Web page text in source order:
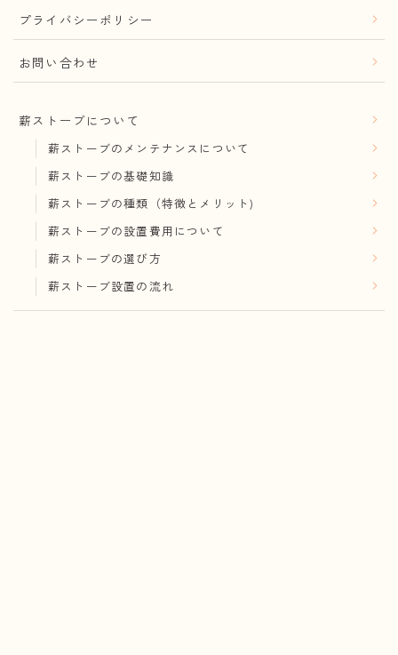
プライバシーポリシー
お問い合わせ
薪ストーブについて
薪ストーブのメンテナンスについて
薪ストーブの基礎知識
薪ストーブの種類（特徴とメリット)
薪ストーブの設置費用について
薪ストーブの選び方
薪ストーブ設置の流れ